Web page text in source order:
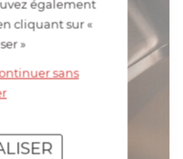
également
cliquant sur «
»
sans